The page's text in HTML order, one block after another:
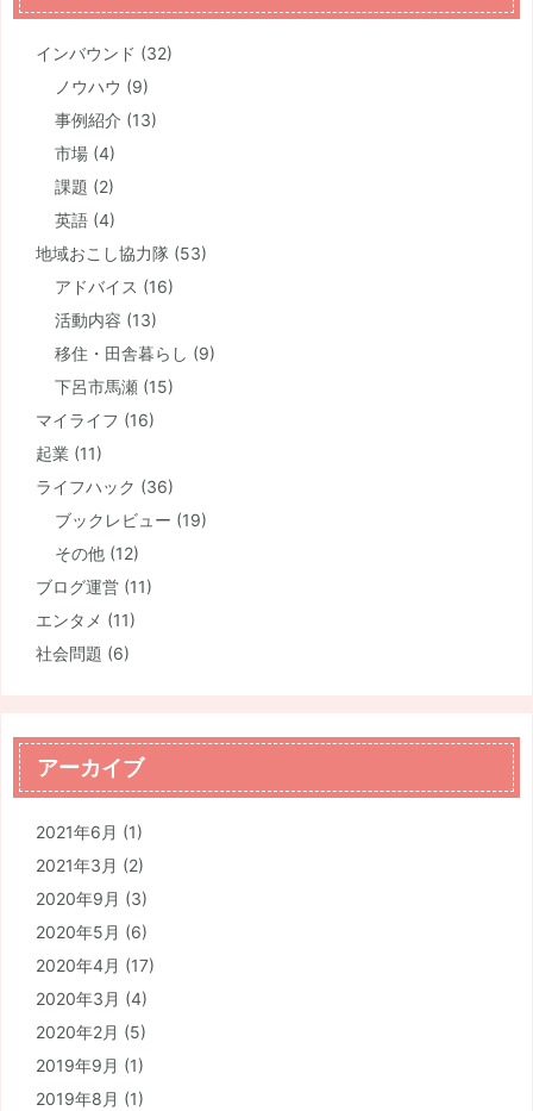
インバウンド (32)
ノウハウ (9)
事例紹介 (13)
市場 (4)
課題 (2)
英語 (4)
地域おこし協力隊 (53)
アドバイス (16)
活動内容 (13)
移住・田舎暮らし (9)
下呂市馬瀬 (15)
マイライフ (16)
起業 (11)
ライフハック (36)
ブックレビュー (19)
その他 (12)
ブログ運営 (11)
エンタメ (11)
社会問題 (6)
アーカイブ
2021年6月 (1)
2021年3月 (2)
2020年9月 (3)
2020年5月 (6)
2020年4月 (17)
2020年3月 (4)
2020年2月 (5)
2019年9月 (1)
2019年8月 (1)